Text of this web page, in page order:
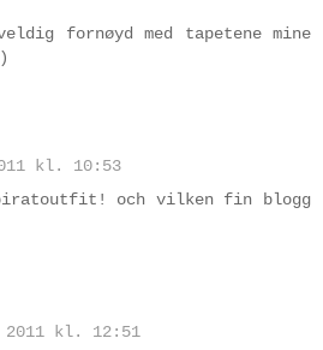
fornøyd med tapetene mine
kl. 10:53
och vilken fin blogg
kl. 12:51